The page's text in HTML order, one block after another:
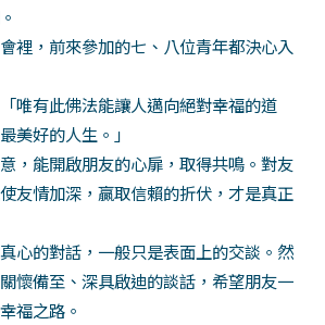
，前來參加的七、八位青年都決心入
有此佛法能讓人邁向絕對幸福的道
美好的人生。」
能開啟朋友的心扉，取得共鳴。對友
友情加深，贏取信賴的折伏，才是真正
的對話，一般只是表面上的交談。然
懷備至、深具啟迪的談話，希望朋友一
福之路。